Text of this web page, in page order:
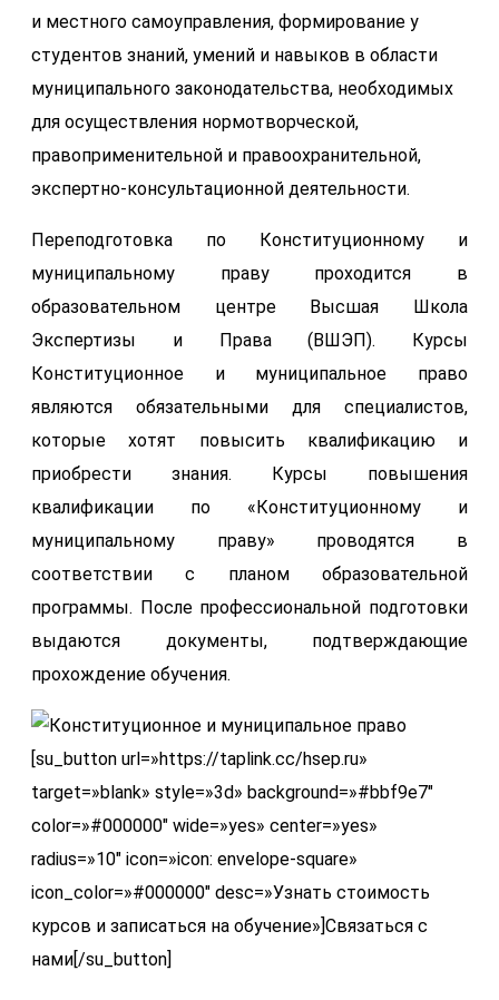
и местного самоуправления, формирование у
студентов знаний, умений и навыков в области
муниципального законодательства, необходимых
для осуществления нормотворческой,
правоприменительной и правоохранительной,
экспертно-консультационной деятельности.
Переподготовка по Конституционному и
муниципальному праву проходится в
образовательном центре Высшая Школа
Экспертизы и Права (ВШЭП). Курсы
Конституционное и муниципальное право
являются обязательными для специалистов,
которые хотят повысить квалификацию и
приобрести знания. Курсы повышения
квалификации по «Конституционному и
муниципальному праву» проводятся в
соответствии с планом образовательной
программы. После профессиональной подготовки
выдаются документы, подтверждающие
прохождение обучения.
[su_button url=»https://taplink.cc/hsep.ru»
target=»blank» style=»3d» background=»#bbf9e7″
color=»#000000″ wide=»yes» center=»yes»
radius=»10″ icon=»icon: envelope-square»
icon_color=»#000000″ desc=»Узнать стоимость
курсов и записаться на обучение»]Связаться с
нами[/su_button]